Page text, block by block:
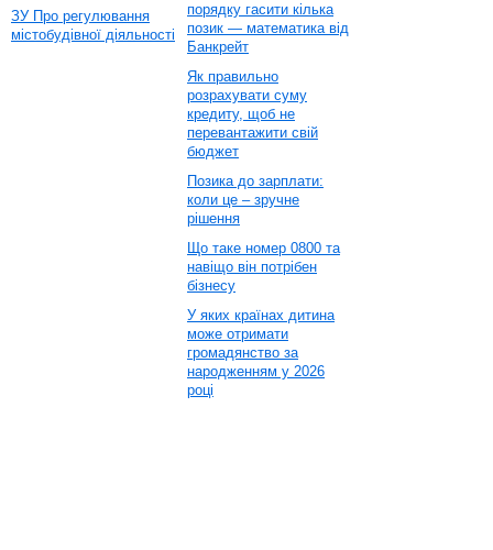
ЗУ Про регулювання
містобудівної діяльності
порядку гасити кілька
позик — математика від
Банкрейт
Як правильно
розрахувати суму
кредиту, щоб не
перевантажити свій
бюджет
Позика до зарплати:
коли це – зручне
рішення
Що таке номер 0800 та
навіщо він потрібен
бізнесу
У яких країнах дитина
може отримати
громадянство за
народженням у 2026
році